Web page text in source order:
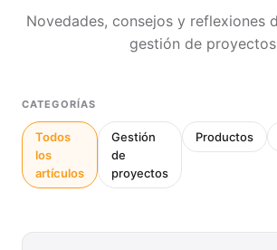
Novedades, consejos y reflexiones
gestión de proyectos
CATEGORÍAS
Todos
los
artículos
Gestión
de
proyectos
Productos